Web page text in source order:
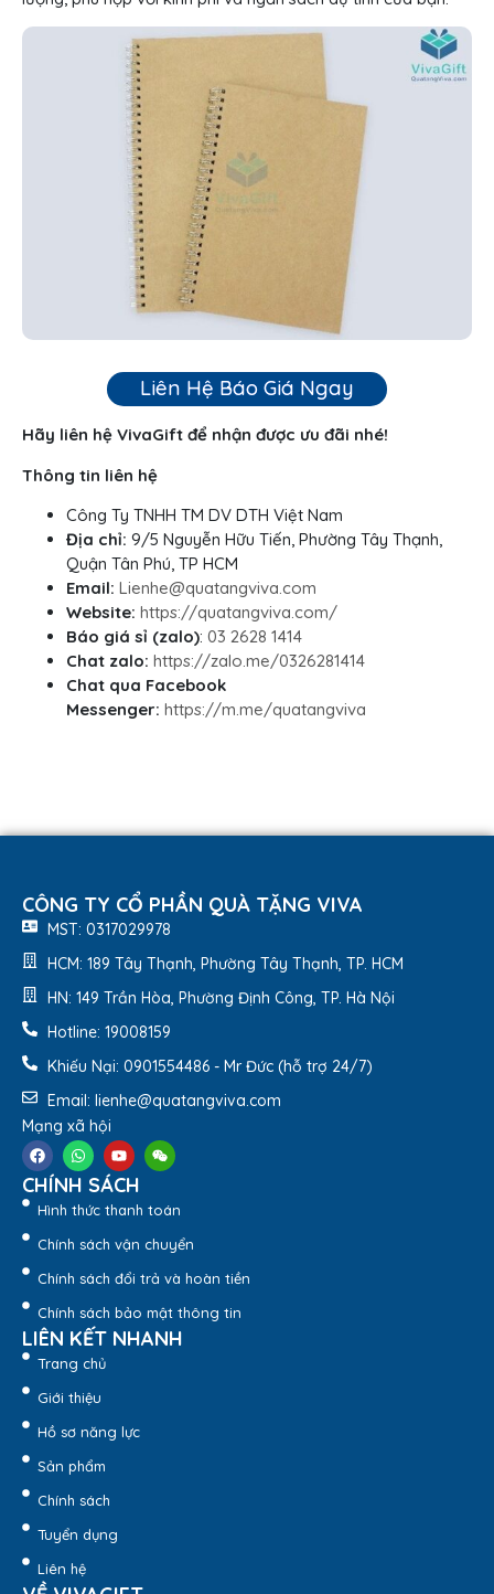
Liên Hệ Báo Giá Ngay
Hãy liên hệ VivaGift để nhận được ưu đãi nhé!
Thông tin liên hệ
Công Ty TNHH TM DV DTH Việt Nam
Địa chỉ: 9/5 Nguyễn Hữu Tiến, Phường Tây Thạnh,
Quận Tân Phú, TP HCM
Email: Lienhe@quatangviva.com
Website: https://quatangviva.com/
Báo giá sỉ (zalo): 03 2628 1414
Chat zalo: https://zalo.me/0326281414
Chat qua Facebook
Messenger: https://m.me/quatangviva
CÔNG TY CỔ PHẦN QUÀ TẶNG VIVA
MST: 0317029978
HCM: 189 Tây Thạnh, Phường Tây Thạnh, TP. HCM
HN: 149 Trần Hòa, Phường Định Công, TP. Hà Nội
Hotline: 19008159
Khiếu Nại: 0901554486 - Mr Đức (hỗ trợ 24/7)
Email: lienhe@quatangviva.com
Mạng xã hội
CHÍNH SÁCH
Hình thức thanh toán
Chính sách vận chuyển
Chính sách đổi trả và hoàn tiền
Chính sách bảo mật thông tin
LIÊN KẾT NHANH
Trang chủ
Giới thiệu
Hồ sơ năng lực
Sản phẩm
Chính sách
Tuyển dụng
Liên hệ